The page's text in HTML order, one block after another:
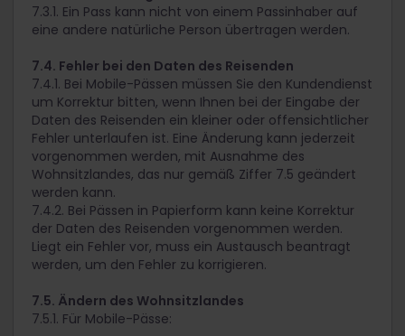
7.3.1. Ein Pass kann nicht von einem Passinhaber auf
eine andere natürliche Person übertragen werden.
7.4. Fehler bei den Daten des Reisenden
7.4.1. Bei Mobile-Pässen müssen Sie den Kundendienst
um Korrektur bitten, wenn Ihnen bei der Eingabe der
Daten des Reisenden ein kleiner oder offensichtlicher
Fehler unterlaufen ist. Eine Änderung kann jederzeit
vorgenommen werden, mit Ausnahme des
Wohnsitzlandes, das nur gemäß Ziffer 7.5 geändert
werden kann.
7.4.2. Bei Pässen in Papierform kann keine Korrektur
der Daten des Reisenden vorgenommen werden.
Liegt ein Fehler vor, muss ein Austausch beantragt
werden, um den Fehler zu korrigieren.
7.5. Ändern des Wohnsitzlandes
7.5.1. Für Mobile-Pässe: